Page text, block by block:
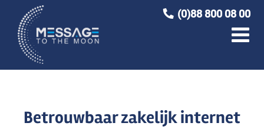
(0)88 800 08 00
naar
inhoud
Betrouwbaar zakelijk internet